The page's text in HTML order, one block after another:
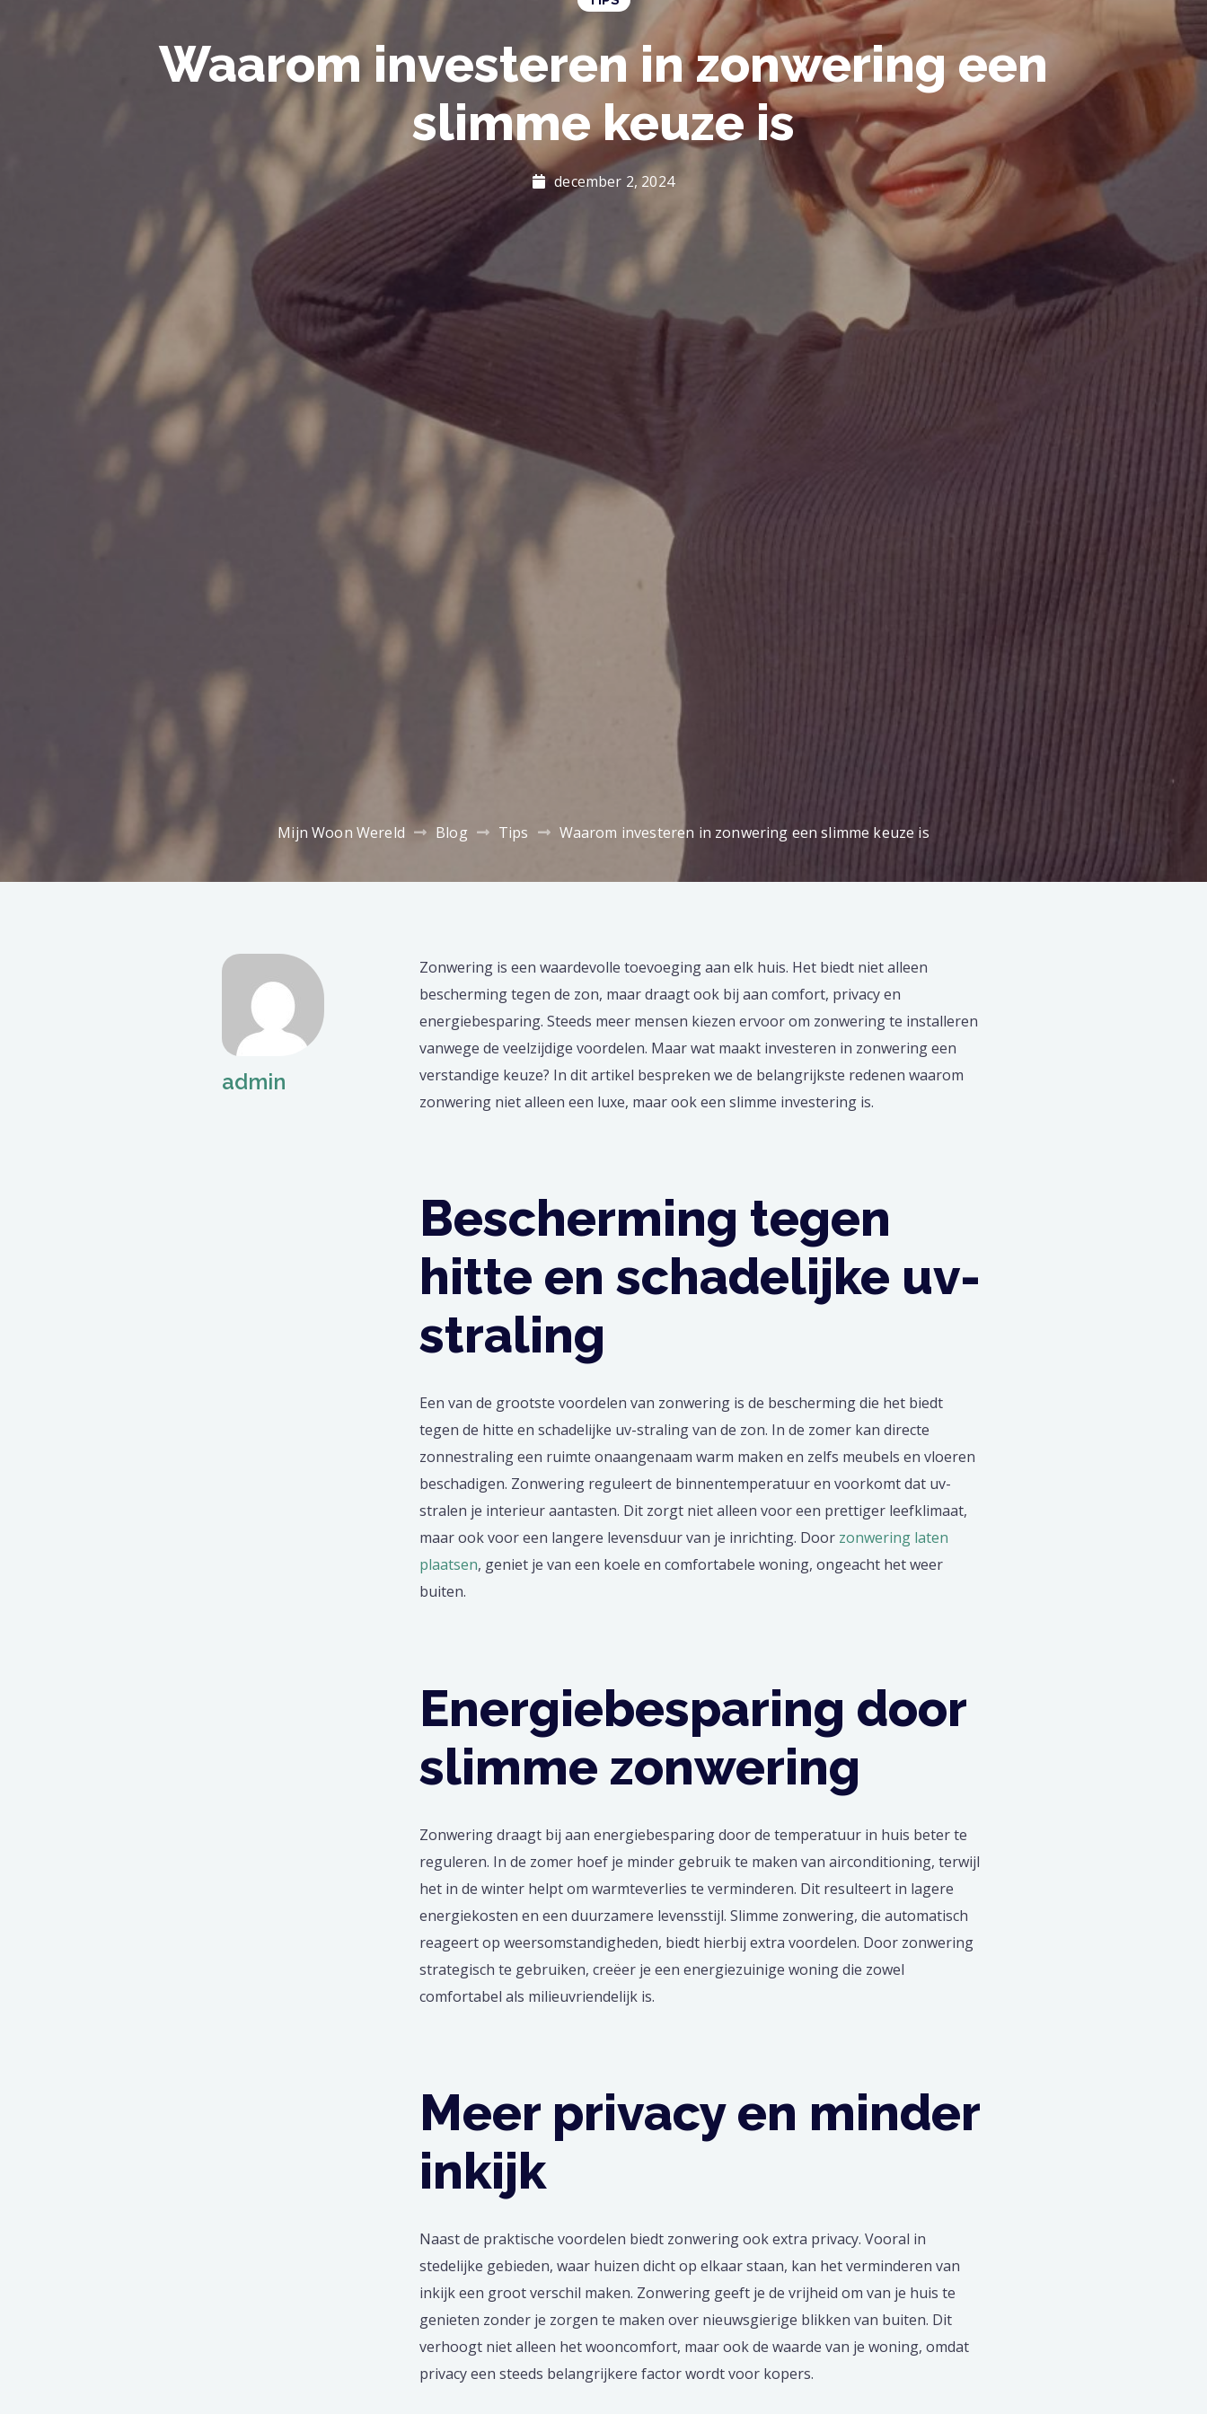
Waarom investeren in zonwering een
slimme keuze is
december 2, 2024
Mijn Woon Wereld Blog Tips Waarom investeren in zonwering een slimme keuze is
admin
Zonwering is een waardevolle toevoeging aan elk huis. Het biedt niet alleen
bescherming tegen de zon, maar draagt ook bij aan comfort, privacy en
energiebesparing. Steeds meer mensen kiezen ervoor om zonwering te installeren
vanwege de veelzijdige voordelen. Maar wat maakt investeren in zonwering een
verstandige keuze? In dit artikel bespreken we de belangrijkste redenen waarom
zonwering niet alleen een luxe, maar ook een slimme investering is.
Bescherming tegen
hitte en schadelijke uv-
straling
Een van de grootste voordelen van zonwering is de bescherming die het biedt
tegen de hitte en schadelijke uv-straling van de zon. In de zomer kan directe
zonnestraling een ruimte onaangenaam warm maken en zelfs meubels en vloeren
beschadigen. Zonwering reguleert de binnentemperatuur en voorkomt dat uv-
stralen je interieur aantasten. Dit zorgt niet alleen voor een prettiger leefklimaat,
maar ook voor een langere levensduur van je inrichting. Door zonwering laten
plaatsen, geniet je van een koele en comfortabele woning, ongeacht het weer
buiten.
Energiebesparing door
slimme zonwering
Zonwering draagt bij aan energiebesparing door de temperatuur in huis beter te
reguleren. In de zomer hoef je minder gebruik te maken van airconditioning, terwijl
het in de winter helpt om warmteverlies te verminderen. Dit resulteert in lagere
energiekosten en een duurzamere levensstijl. Slimme zonwering, die automatisch
reageert op weersomstandigheden, biedt hierbij extra voordelen. Door zonwering
strategisch te gebruiken, creëer je een energiezuinige woning die zowel
comfortabel als milieuvriendelijk is.
Meer privacy en minder
inkijk
Naast de praktische voordelen biedt zonwering ook extra privacy. Vooral in
stedelijke gebieden, waar huizen dicht op elkaar staan, kan het verminderen van
inkijk een groot verschil maken. Zonwering geeft je de vrijheid om van je huis te
genieten zonder je zorgen te maken over nieuwsgierige blikken van buiten. Dit
verhoogt niet alleen het wooncomfort, maar ook de waarde van je woning, omdat
privacy een steeds belangrijkere factor wordt voor kopers.